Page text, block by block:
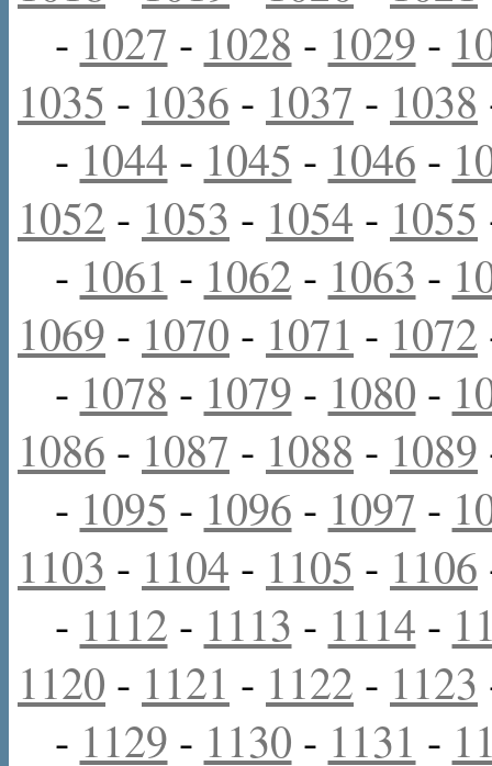
- 1027 - 1028 - 1029 -
1035 - 1036 - 1037 - 1038
- 1044 - 1045 - 1046 -
1052 - 1053 - 1054 - 1055
- 1061 - 1062 - 1063 -
1069 - 1070 - 1071 - 1072
- 1078 - 1079 - 1080 -
1086 - 1087 - 1088 - 1089
- 1095 - 1096 - 1097 -
1103 - 1104 - 1105 - 1106
- 1112 - 1113 - 1114 -
1120 - 1121 - 1122 - 1123
- 1129 - 1130 - 1131 -